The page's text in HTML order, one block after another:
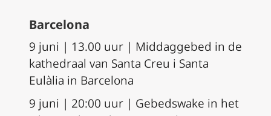
Barcelona
9 juni | 13.00 uur | Middaggebed in de
kathedraal van Santa Creu i Santa
Eulàlia in Barcelona
9 juni | 20:00 uur | Gebedswake in het